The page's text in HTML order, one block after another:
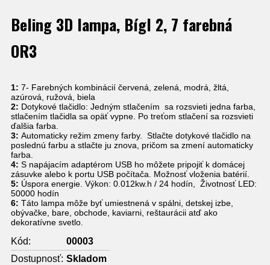
Beling 3D lampa, Bígl 2, 7 farebná
OR3
1: 7- Farebných kombinácií červená, zelená, modrá, žltá,
azúrová, ružová, biela
2: Dotykové tlačidlo: Jedným stlačením sa rozsvieti jedna farba,
stlačením tlačidla sa opäť vypne. Po treťom stlačení sa rozsvieti
ďalšia farba.
3: Automaticky režim zmeny farby. Stlačte dotykové tlačidlo na
poslednú farbu a stlačte ju znova, pričom sa zmení automaticky
farba.
4: S napájacím adaptérom USB ho môžete pripojiť k domácej
zásuvke alebo k portu USB počítača. Možnosť vloženia batérií.
5: Úspora energie. Výkon: 0.012kw.h / 24 hodín, Životnosť LED:
50000 hodín
6: Táto lampa môže byť umiestnená v spálni, detskej izbe,
obývačke, bare, obchode, kaviarni, reštaurácii atď ako
dekoratívne svetlo.
Kód:
00003
Dostupnosť: Skladom